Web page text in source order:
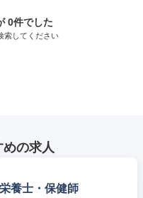
0件でした
索してください
の求人
養士・保健師